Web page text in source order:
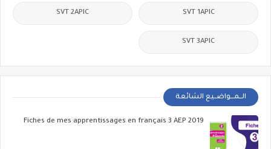
SVT 1APIC
SVT 2APIC
SVT 3APIC
الــمـــواضــيع الشائعة
Fiches de mes apprentissages en français 3 AEP 2019